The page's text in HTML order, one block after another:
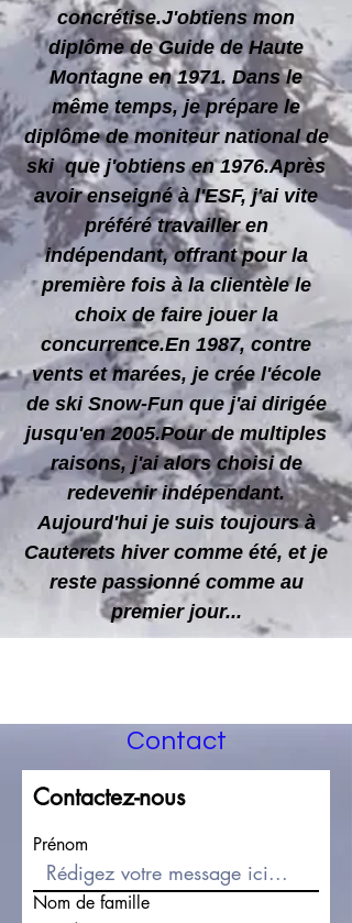
concrétise.J'obtiens mon
diplôme de Guide de Haute
Montagne en 1971. Dans le
même temps, je prépare le
diplôme de moniteur national de
ski que j'obtiens en 1976.Après
avoir enseigné à l'ESF, j'ai vite
préféré travailler en
indépendant, offrant pour la
première fois à la clientèle le
choix de faire jouer la
concurrence.En 1987, contre
vents et marées, je crée l'école
de ski Snow-Fun que j'ai dirigée
jusqu'en 2005.Pour de multiples
raisons, j'ai alors choisi de
redevenir indépendant.
Aujourd'hui je suis toujours à
Cauterets hiver comme été, et je
reste passionné comme au
premier jour...
Contact
Contactez-nous
Prénom
Nom de famille